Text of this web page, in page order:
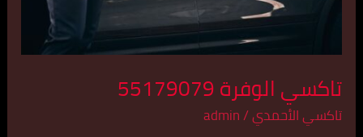
تاكسي الوفرة 55179079
تاكسي الأحمدي/
admin